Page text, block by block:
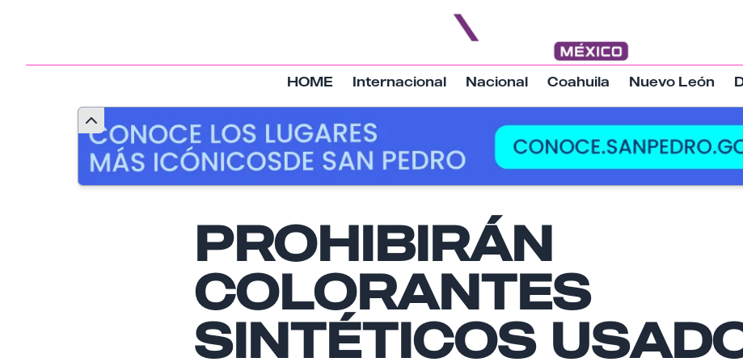
HOME Internacional Nacional Coahuila Nuevo León
PROHIBIRÁN
COLORANTES
SINTÉTICOS
Nombre
Email